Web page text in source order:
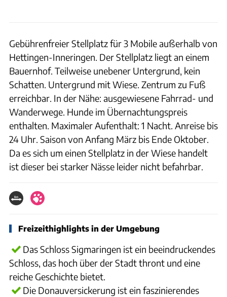
Gebührenfreier Stellplatz für 3 Mobile außerhalb von
Hettingen-Inneringen. Der Stellplatz liegt an einem
Bauernhof. Teilweise unebener Untergrund, kein
Schatten. Untergrund mit Wiese. Zentrum zu Fuß
erreichbar. In der Nähe: ausgewiesene Fahrrad- und
Wanderwege. Hunde im Übernachtungspreis
enthalten. Maximaler Aufenthalt: 1 Nacht. Anreise bis
24 Uhr. Saison von Anfang März bis Ende Oktober.
Da es sich um einen Stellplatz in der Wiese handelt
ist dieser bei starker Nässe leider nicht befahrbar.
Freizeithighlights in der Umgebung
Das Schloss Sigmaringen ist ein beeindruckendes
Schloss, das hoch über der Stadt thront und eine
reiche Geschichte bietet.
Die Donauversickerung ist ein faszinierendes